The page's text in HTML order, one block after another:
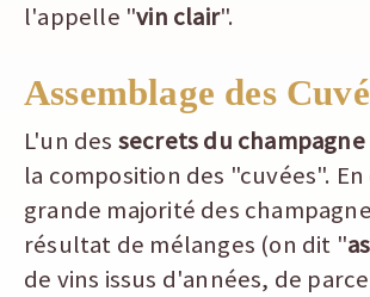
l'appelle "vin clair".
Assemblage des
L'un des secrets du champagne
la composition des "cuvées".
grande majorité des
résultat de mélanges (on dit "
de vins issus d'années, de